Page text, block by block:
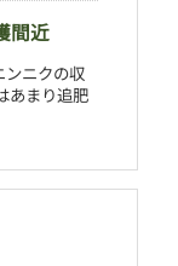
間近
ンニクの収
あまり追肥